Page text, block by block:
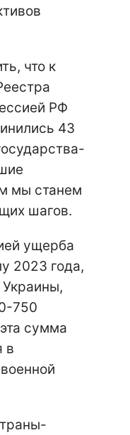
что к
РФ
43
мы станем
шагов.
ущерба
2023 года,
Украины,
750
сумма
в